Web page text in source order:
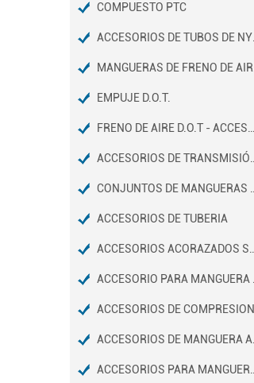
COMPUESTO PTC
EMPUJE D.O.T.
ACCESORIOS DE TUBERIA
ACCESORIOS DE COMPRESION